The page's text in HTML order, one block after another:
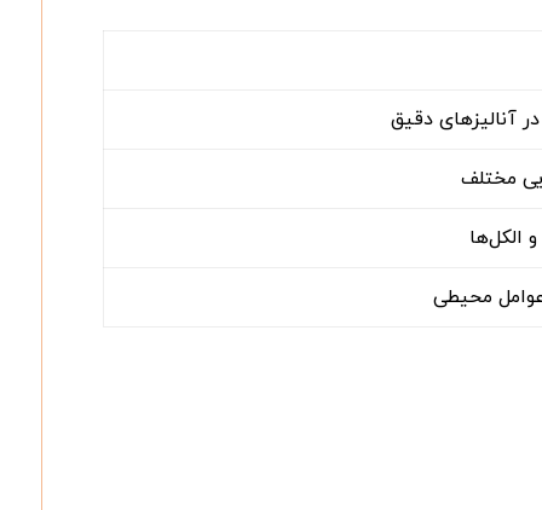
آنالیزهای دقیق
مختلف
الکل‌ها
محیطی